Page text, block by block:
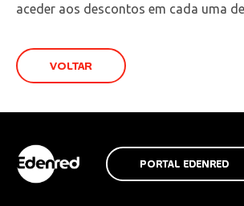
aceder aos descontos em cada uma
VOLTAR
PORTAL EDENRED